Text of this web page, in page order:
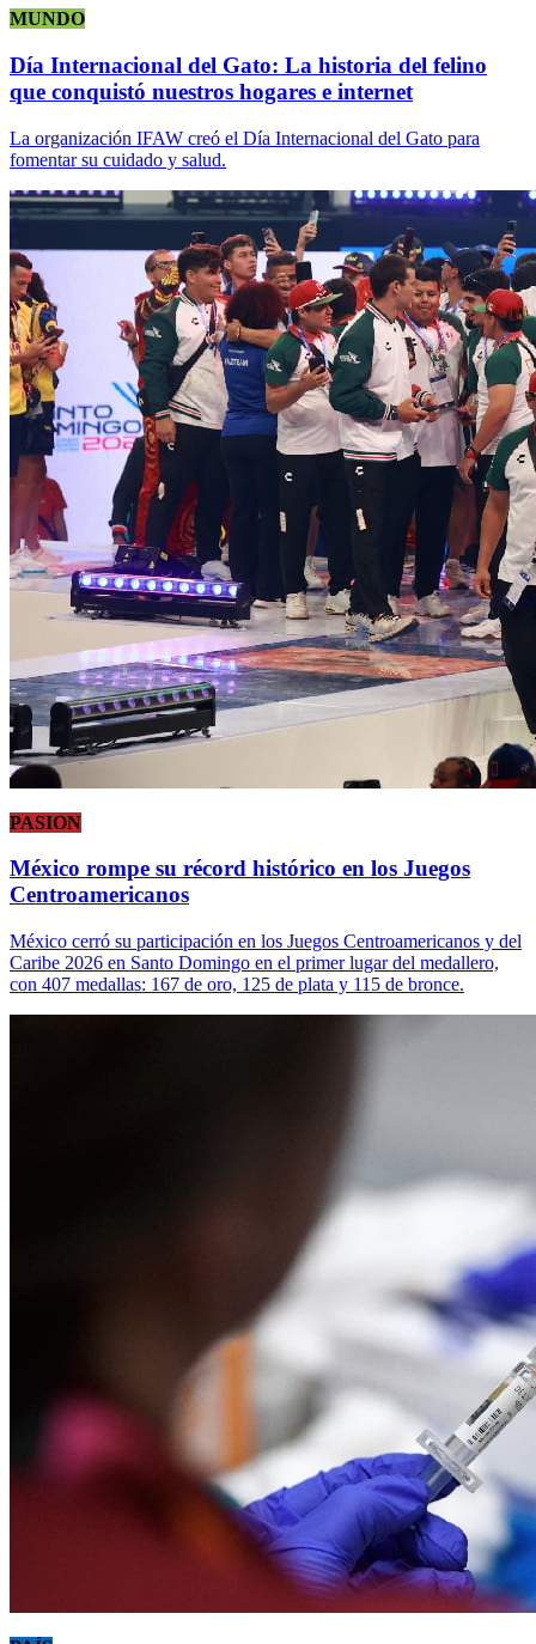
MUNDO
Día Internacional del Gato: La historia del felino
que conquistó nuestros hogares e internet
La organización IFAW creó el Día Internacional del Gato para
fomentar su cuidado y salud.
PASION
México rompe su récord histórico en los Juegos
Centroamericanos
México cerró su participación en los Juegos Centroamericanos y del
Caribe 2026 en Santo Domingo en el primer lugar del medallero,
con 407 medallas: 167 de oro, 125 de plata y 115 de bronce.